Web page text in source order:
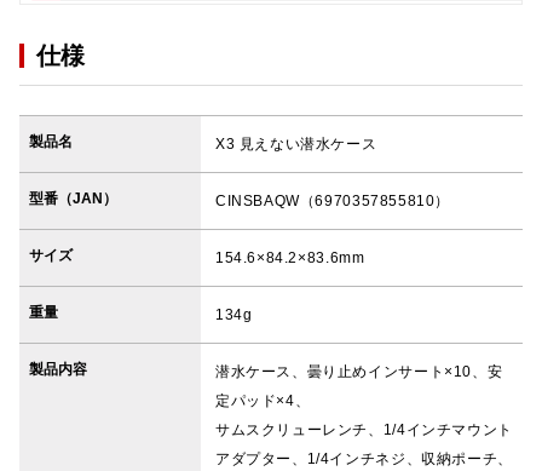
仕様
製品名 X3 見えない潜水ケース
型番（JAN） CINSBAQW（6970357855810）
サイズ 154.6×84.2×83.6mm
重量 134g
製品内容
潜水ケース、曇り止めインサート×10、安
定パッド×4、
サムスクリューレンチ、1/4インチマウント
アダプター、1/4インチネジ、収納ポーチ、